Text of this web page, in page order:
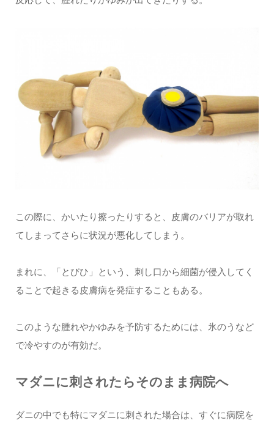
この際に、かいたり擦ったりすると、皮膚のバリアが取れ
てしまってさらに状況が悪化してしまう。
まれに、「とびひ」という、刺し口から細菌が侵入してく
ることで起きる皮膚病を発症することもある。
このような腫れやかゆみを予防するためには、氷のうなど
で冷やすのが有効だ。
マダニに刺されたらそのまま病院へ
ダニの中でも特にマダニに刺された場合は、すぐに病院を